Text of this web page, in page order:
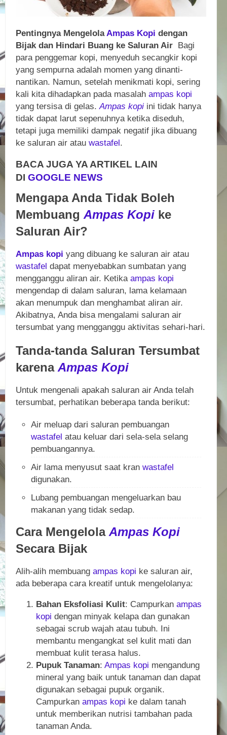
Pentingnya MengelolaAmpas Kopi dengan
Bijak dan Hindari Buang ke Saluran Air Bagi
para penggemar kopi, menyeduh secangkir kopi
yang sempurna adalah momen yang dinanti-
nantikan. Namun, setelah menikmati kopi, sering
kali kita dihadapkan pada masalah ampas kopi
yang tersisa di gelas.Ampas kopi ini tidak hanya
tidak dapat larut sepenuhnya ketika diseduh,
tetapi juga memiliki dampak negatif jika dibuang
ke saluran air atau wastafel.
BACA JUGA YA ARTIKEL LAIN
DI GOOGLE NEWS
Mengapa Anda Tidak Boleh
Membuang Ampas Kopi ke
Saluran Air?
Ampas kopi yang dibuang ke saluran air atau
wastafel dapat menyebabkan sumbatan yang
mengganggu aliran air. Ketika ampas kopi
mengendap di dalam saluran, lama kelamaan
akan menumpuk dan menghambat aliran air.
Akibatnya, Anda bisa mengalami saluran air
tersumbat yang mengganggu aktivitas sehari-hari.
Tanda-tanda Saluran Tersumbat
karena Ampas Kopi
Untuk mengenali apakah saluran air Anda telah
tersumbat, perhatikan beberapa tanda berikut:
Air meluap dari saluran pembuangan
wastafel atau keluar dari sela-sela selang
pembuangannya.
Air lama menyusut saat kran wastafel
digunakan.
Lubang pembuangan mengeluarkan bau
makanan yang tidak sedap.
Cara Mengelola Ampas Kopi
Secara Bijak
Alih-alih membuang ampas kopi ke saluran air,
ada beberapa cara kreatif untuk mengelolanya:
Bahan Eksfoliasi Kulit: Campurkan ampas
kopi dengan minyak kelapa dan gunakan
sebagai scrub wajah atau tubuh. Ini
membantu mengangkat sel kulit mati dan
membuat kulit terasa halus.
Pupuk Tanaman: Ampas kopi mengandung
mineral yang baik untuk tanaman dan dapat
digunakan sebagai pupuk organik.
Campurkan ampas kopi ke dalam tanah
untuk memberikan nutrisi tambahan pada
tanaman Anda.